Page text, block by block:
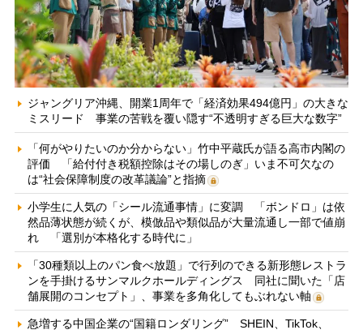
ジャングリア沖縄、開業1周年で「経済効果494億円」の大きな
ミスリード 事業の苦戦を覆い隠す“不透明すぎる巨大な数字”
「何がやりたいのか分からない」竹中平蔵氏が語る高市内閣の
評価 「給付付き税額控除はその場しのぎ」いま不可欠なの
は“社会保障制度の改革議論”と指摘
小学生に人気の「シール流通事情」に変調 「ボンドロ」は依
然品薄状態が続くが、模倣品や類似品が大量流通し一部で値崩
れ 「選別が本格化する時代に」
「30種類以上のパン食べ放題」で行列のできる新形態レストラ
ンを手掛けるサンマルクホールディングス 同社に聞いた「店
舗展開のコンセプト」、事業を多角化してもぶれない軸
急増する中国企業の“国籍ロンダリング” SHEIN、TikTok、